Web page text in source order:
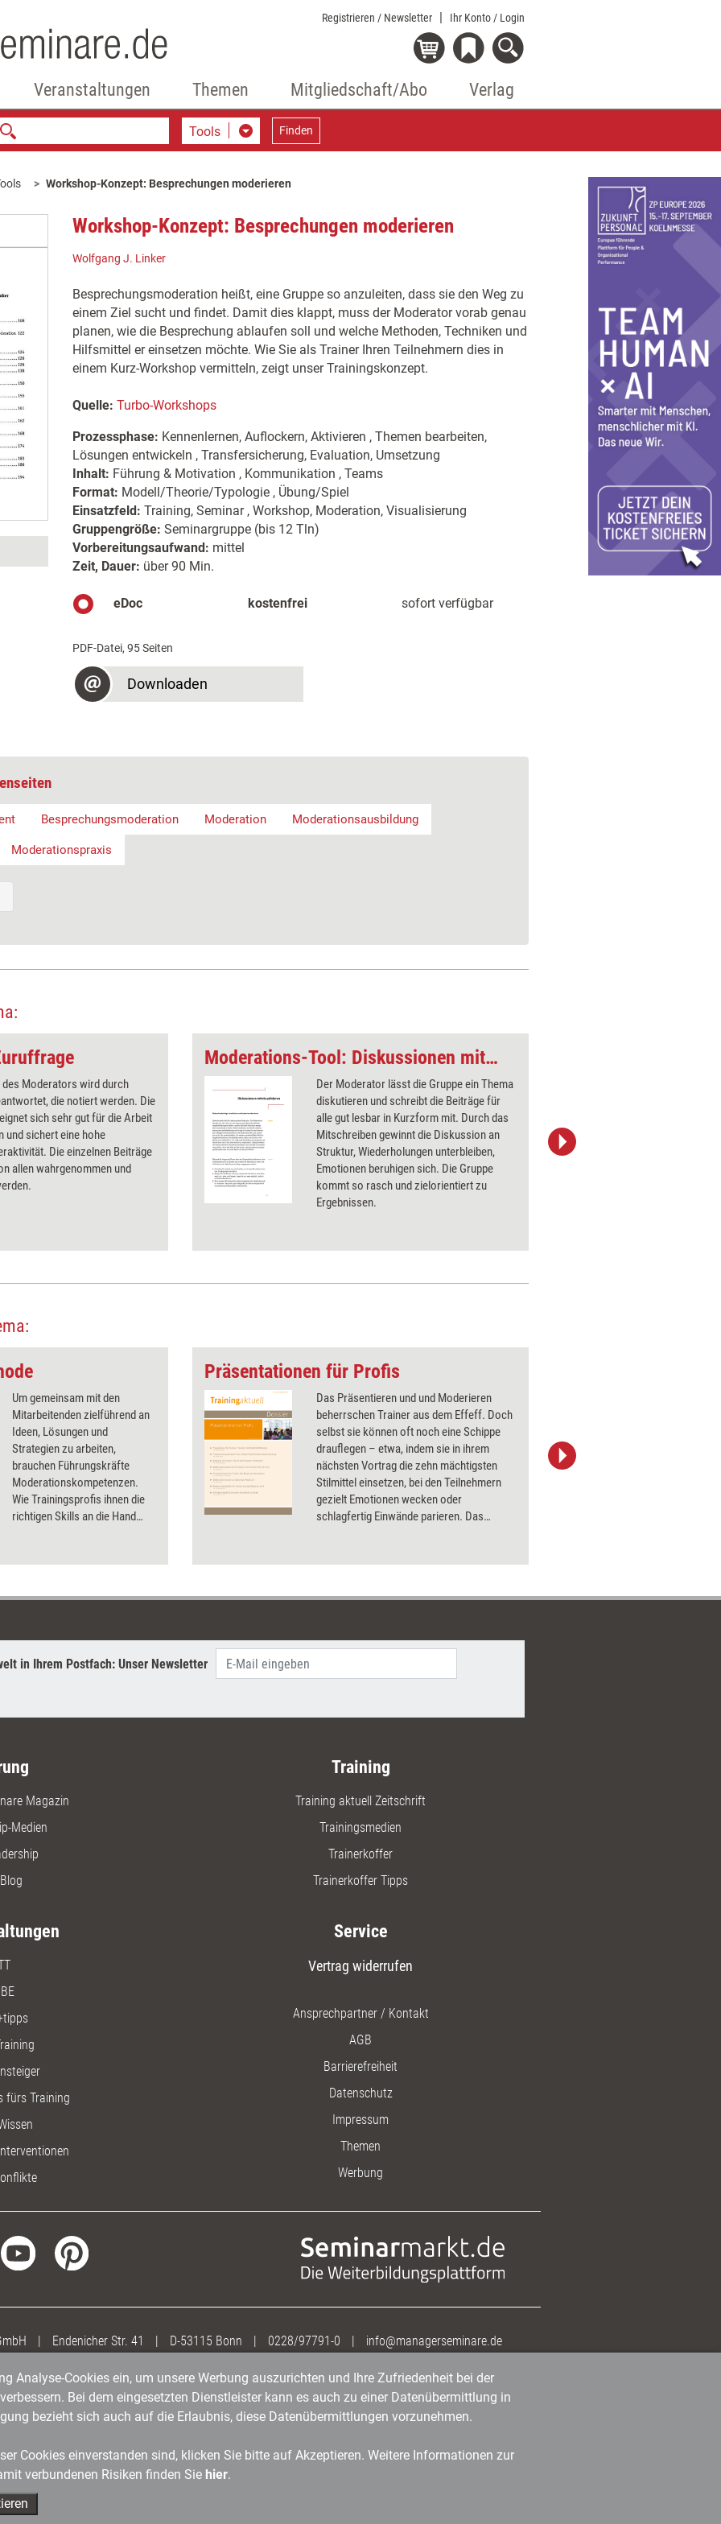
Registrieren / Newsletter Ihr Konto / Login
Veranstaltungen Themen Mitgliedschaft/Abo Verlag
Tools Finden
Workshop-Konzept: Besprechungen moderieren
Workshop-Konzept: Besprechungen moderieren
Wolfgang J. Linker
Besprechungsmoderation heißt, eine Gruppe so anzuleiten, dass sie den Weg zu
einem Ziel sucht und findet. Damit dies klappt, muss der Moderator vorab genau
planen, wie die Besprechung ablaufen soll und welche Methoden, Techniken und
Hilfsmittel er einsetzen möchte. Wie Sie als Trainer Ihren Teilnehmern dies in
einem Kurz-Workshop vermitteln, zeigt unser Trainingskonzept.
Quelle: Turbo-Workshops
Prozessphase: Kennenlernen, Auflockern, Aktivieren , Themen bearbeiten,
Lösungen entwickeln , Transfersicherung, Evaluation, Umsetzung
Inhalt: Führung & Motivation , Kommunikation , Teams
Format: Modell/Theorie/Typologie , Übung/Spiel
Einsatzfeld: Training, Seminar , Workshop, Moderation, Visualisierung
Gruppengröße: Seminargruppe (bis 12 Tln)
Vorbereitungsaufwand: mittel
Zeit, Dauer: über 90 Min.
eDoc kostenfrei sofort verfügbar
PDF-Datei, 95 Seiten
Downloaden
Besprechungsmoderation Moderation Moderationsausbildung
Moderationspraxis
des Moderators wird durch
die notiert werden. Die
sich sehr gut für die Arbeit
und sichert eine hohe
Die einzelnen Beiträge
allen wahrgenommen und
Moderations-Tool: Diskussionen mitvisualisieren
Der Moderator lässt die Gruppe ein Thema
diskutieren und schreibt die Beiträge für
alle gut lesbar in Kurzform mit. Durch das
Mitschreiben gewinnt die Diskussion an
Struktur, Wiederholungen unterbleiben,
Emotionen beruhigen sich. Die Gruppe
kommt so rasch und zielorientiert zu
Ergebnissen.
Um gemeinsam mit den
Mitarbeitenden zielführend an
Ideen, Lösungen und
Strategien zu arbeiten,
brauchen Führungskräfte
Moderationskompetenzen.
Wie Trainingsprofis ihnen die
richtigen Skills an die Hand
Methoden vor.
Präsentationen für Profis
Das Präsentieren und und Moderieren
beherrschen Trainer aus dem Effeff. Doch
selbst sie können oft noch eine Schippe
drauflegen – etwa, indem sie in ihrem
nächsten Vortrag die zehn mächtigsten
Stilmittel einsetzen, bei den Teilnehmern
gezielt Emotionen wecken oder
schlagfertig Einwände parieren. Das
ihre Präsentationsskills aufpolieren
in Ihrem Postfach: Unser Newsletter
Magazin
Medien
Training
Training aktuell Zeitschrift
Trainingsmedien
Trainerkoffer
Trainerkoffer Tipps
fürs Training
Service
Vertrag widerrufen
Ansprechpartner / Kontakt
AGB
Barrierefreiheit
Datenschutz
Impressum
Themen
Werbung
| Endenicher Str. 41 | D-53115 Bonn | 0228/97791-0 | info@managerseminare.de
Analyse-Cookies ein, um unsere Werbung auszurichten und Ihre Zufriedenheit bei der
Bei dem eingesetzten Dienstleister kann es auch zu einer Datenübermittlung in
bezieht sich auch auf die Erlaubnis, diese Datenübermittlungen vorzunehmen.
Cookies einverstanden sind, klicken Sie bitte auf Akzeptieren. Weitere Informationen zur
verbundenen Risiken finden Sie hier.